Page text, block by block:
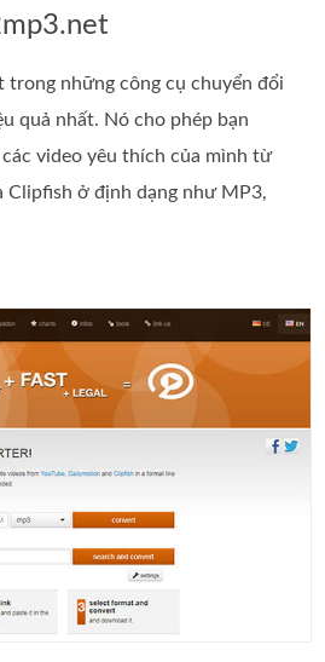
trong những công cụ chuyển đổi
quả nhất. Nó cho phép bạn
video yêu thích của mình từ
Clipfish ở định dạng như MP3,